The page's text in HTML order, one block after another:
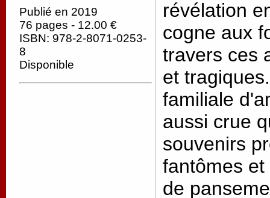
Publié en 2019
76 pages - 12.00 €
ISBN: 978-2-8071-0253-
8
Disponible
révélation
cogne aux
travers ces
et
familiale
aussi crue
souvenirs
fantômes
de